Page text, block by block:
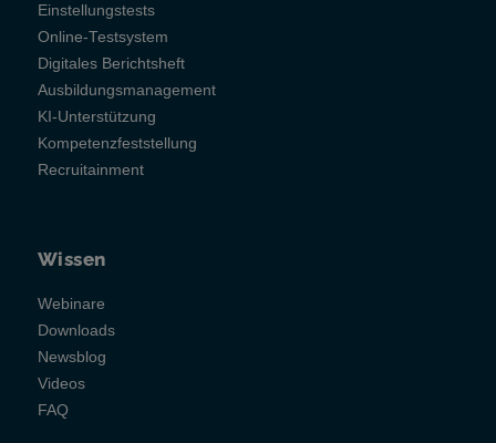
Einstellungstests
Online-Testsystem
Digitales Berichtsheft
Ausbildungsmanagement
KI-Unterstützung
Kompetenzfeststellung
Recruitainment
Wissen
Webinare
Downloads
Newsblog
Videos
FAQ